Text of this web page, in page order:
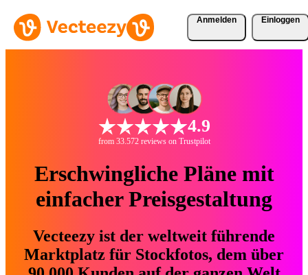
Anmelden Einloggen
4.9
from 33.572 reviews on Trustpilot
Erschwingliche Pläne mit
einfacher Preisgestaltung
Vecteezy ist der weltweit führende
Marktplatz für Stockfotos, dem über